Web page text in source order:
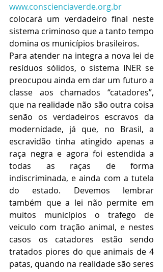
www.conscienciaverde.org.br
colocará um verdadeiro final neste
sistema criminoso que a tanto tempo
domina os municípios brasileiros.
Para atender na integra a nova lei de
resíduos sólidos, o sistema INER se
preocupou ainda em dar um futuro a
classe aos chamados “catadores”,
que na realidade não são outra coisa
senão os verdadeiros escravos da
modernidade, já que, no Brasil, a
escravidão tinha atingido apenas a
raça negra e agora foi estendida a
todas as raças de forma
indiscriminada, e ainda com a tutela
do estado. Devemos lembrar
também que a lei não permite em
muitos municípios o trafego de
veiculo com tração animal, e nestes
casos os catadores estão sendo
tratados piores do que animais de 4
patas, quando na realidade são seres